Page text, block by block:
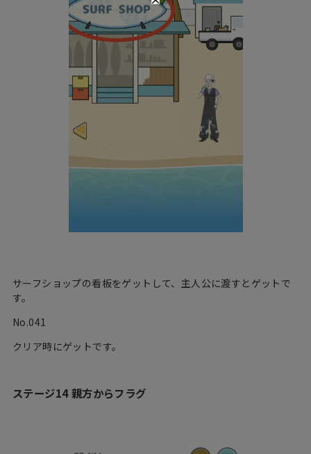
サーフショップの看板をゲットして、主人公に渡すとゲットで
す。
No.041
クリア時にゲットです。
ステージ14 親方からフラグ